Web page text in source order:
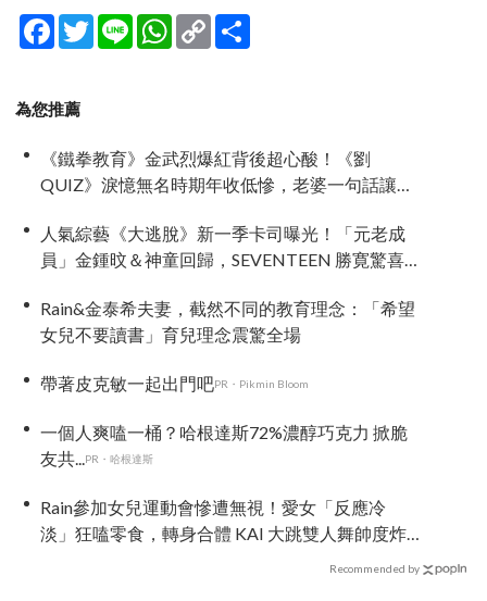
Facebook
TwitterLine WhatsApp
Copy
Link
為您推薦
《鐵拳教育》金武烈爆紅背後超心酸！《劉
QUIZ》淚憶無名時期年收低慘，老婆一句話讓全
人氣綜藝《大逃脫》新一季卡司曝光！「元老成
員」金鍾旼＆神童回歸，SEVENTEEN 勝寛驚喜
Rain&金泰希夫妻，截然不同的教育理念：「希望
女兒不要讀書」育兒理念震驚全場
帶著皮克敏一起出門吧PR・Pikmin Bloom
一個人爽嗑一桶？哈根達斯72%濃醇巧克力 掀脆
友共...
PR・哈根達斯
Rain參加女兒運動會慘遭無視！愛女「反應冷
淡」狂嗑零食，轉身合體 KAI 大跳雙人舞帥度炸
Recommended by